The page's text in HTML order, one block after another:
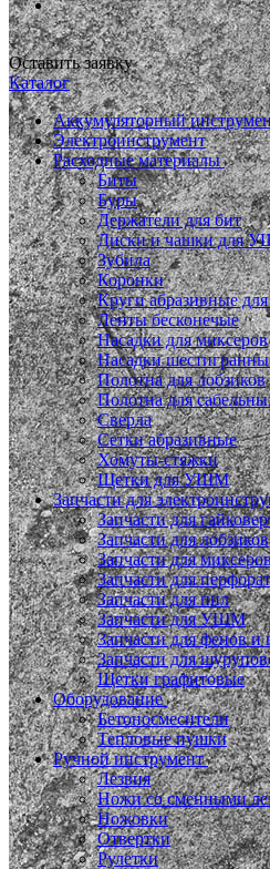
Оставить заявку
Каталог
Аккумуляторный
Электроинструмент
Расходные материалы
Биты
Буры
Держатели для бит
Диски и чашки для
Зубила
Коронки
Круги абразивные
Ленты бесконечые
Насадки для миксеров
Насадки
Полотна для лобзиков
Полотна для
Сверла
Сетки абразивные
Хомуты-стяжки
Щетки для УШМ
Запчасти для
Запчасти для
Запчасти для лобзиков
Запчасти для
Запчасти для
Запчасти для пил
Запчасти для УШМ
Запчасти для фенов и
Запчасти для
Щетки графитовые
Оборудование
Бетоносмесители
Тепловые пушки
Ручной инструмент
Лезвия
Ножи со сменными
Ножовки
Отвертки
Рулетки